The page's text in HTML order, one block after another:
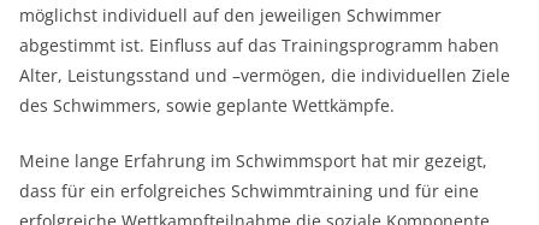
möglichst individuell auf den jeweiligen Schwimmer
abgestimmt ist. Einfluss auf das Trainingsprogramm haben
Alter, Leistungsstand und –vermögen, die individuellen Ziele
des Schwimmers, sowie geplante Wettkämpfe.
Meine lange Erfahrung im Schwimmsport hat mir gezeigt,
dass für ein erfolgreiches Schwimmtraining und für eine
erfolgreiche Wettkampfteilnahme die soziale Komponente